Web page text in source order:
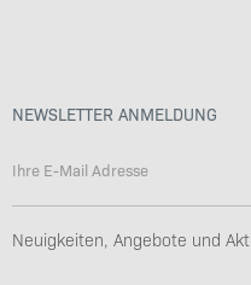
NEWSLETTER ANMELDUNG
Neuigkeiten, Angebote und